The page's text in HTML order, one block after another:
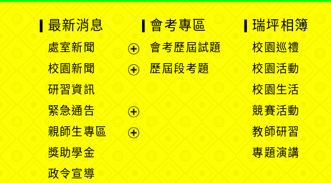
最新消息
處室新聞
展
單
校園新聞
開
選
單
研習資訊
緊急通告
展
開
親師生專區
獎助學金
政令宣導
會考專區
會考歷屆試題
歷屆段考題
瑞坪相簿
校園巡禮
校園活動
校園生活
競賽活動
教師研習
專題演講